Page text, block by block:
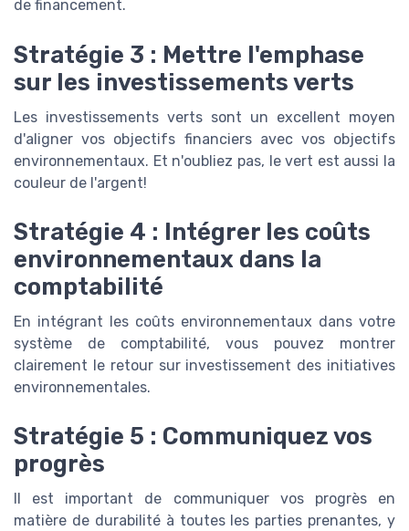
de financement.
Stratégie 3 : Mettre l'emphase
sur les investissements verts
Les investissements verts sont un excellent moyen
d'aligner vos objectifs financiers avec vos objectifs
environnementaux. Et n'oubliez pas, le vert est aussi la
couleur de l'argent!
Stratégie 4 : Intégrer les coûts
environnementaux dans la
comptabilité
En intégrant les coûts environnementaux dans votre
système de comptabilité, vous pouvez montrer
clairement le retour sur investissement des initiatives
environnementales.
Stratégie 5 : Communiquez vos
progrès
Il est important de communiquer vos progrès en
matière de durabilité à toutes les parties prenantes, y